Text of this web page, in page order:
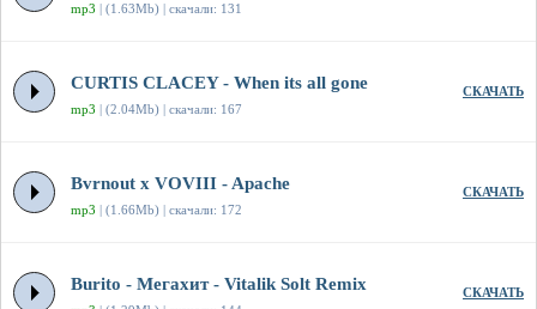
mp3 | (1.63Mb) | скачали: 131
CURTIS CLACEY - When its all gone
mp3 | (2.04Mb) | скачали: 167
СКАЧАТЬ
Bvrnout x VOVIII - Apache
mp3 | (1.66Mb) | скачали: 172
СКАЧАТЬ
Burito - Мегахит - Vitalik Solt Remix СКАЧАТЬ